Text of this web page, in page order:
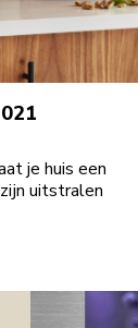
je huis een
uitstralen